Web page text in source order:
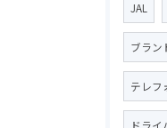
JAL
ブラン
テレフ